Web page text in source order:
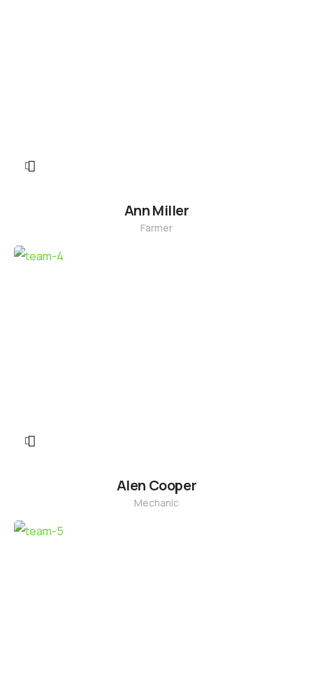
Ann Miller
Farmer
Alen Cooper
Mechanic